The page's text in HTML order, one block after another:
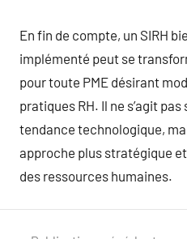
En fin de compte, un SIRH
implémenté peut se
pour toute PME désirant
pratiques RH. Il ne s’agit
tendance technologique,
approche plus stratégique
des ressources humaines.